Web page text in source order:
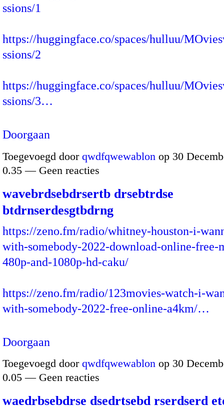
ssions/1
https://huggingface.co/spaces/hulluu/
ssions/2
https://huggingface.co/spaces/hulluu/
ssions/3…
Doorgaan
Toegevoegd door qwdfqwewablon op 30
0.35 — Geen reacties
wavebrdsebdrsertb drsebtrdse
btdrnserdesgtbdrng
https://zeno.fm/radio/whitney-houston-i-
with-somebody-2022-download-online-free-
480p-and-1080p-hd-caku/
https://zeno.fm/radio/123movies-watch-i-
with-somebody-2022-free-online-a4km/…
Doorgaan
Toegevoegd door qwdfqwewablon op 30
0.05 — Geen reacties
waedrbsebdrse dsedrtsebd rserdserd